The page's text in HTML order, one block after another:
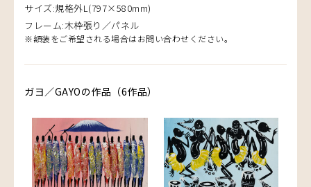
サイズ:規格外L(797×580mm)
フレーム:木枠張り／パネル
※額装をご希望される場合はお問い合わせください。
ガヨ／GAYOの作品（6作品）